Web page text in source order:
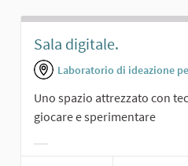
Sala digitale.
Laboratorio di ideazione
Uno spazio attrezzato con
giocare e sperimentare